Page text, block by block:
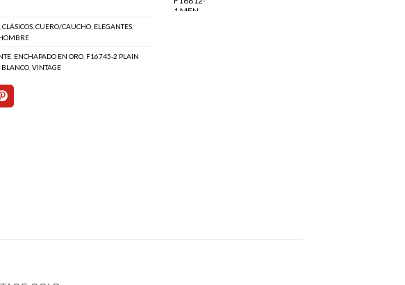
CLÁSICOS CUERO/CAUCHO ELEGANTES
ENCHAPADO EN ORO F16745-2 PLAIN
BLANCO VINTAGE